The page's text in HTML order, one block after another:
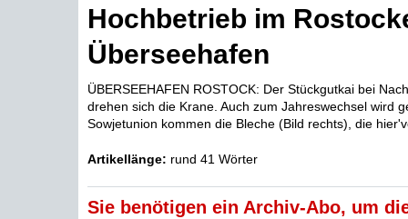
Hochbetrieb im
Überseehafen
ÜBERSEEHAFEN ROSTOCK: Der Stückgutkai bei
drehen sich die Krane. Auch zum Jahreswechsel wird
Sowjetunion kommen die Bleche (Bild rechts), die
Artikellänge: rund 41 Wörter
Sie benötigen ein Archiv-Abo, um